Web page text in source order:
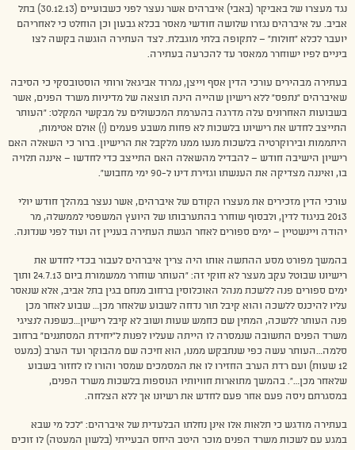
נגד מעצרו של באביקר (באבי) איברהים אשר נעצר לפני כשבועיים (30.12.13) בתל
אביב. על איברהים נגזרו שלושה חודשי מאסר בכלא גבעון וכן הוחלט כי לאחריהם
יועבר לכלא “חולות” – לתקופה בלתי מוגבלת. לצד העתירה הוגשה בקשה לצו
ביניים לפיו ישוחרר ממאסר עד להכרעה בעתירה.
בעתירה מבהירים עורכי הדין אסף וייצן, נמרוד אביגאל ורותי הוסטובסקי כי הסיבה
שאיברהים “נתפס” ללא רישיון שהייה הינה תוצאה של מדיניות משרד הפנים, אשר
בשבועות האחרונים עלה מדרגה בהערמת המכשולים על מבקשי המקלט: “העותר
התייצב לחדש את רישיונו בלשכות לא פחות משבע פעמים (!) אולם אטימות,
היתממות ובירוקרטיה בלשכות מנעו ממנו מלקבל את הרישיון. ברור כי השאלה האם
רישיון הישיבה חודש – להבדיל מהשאלה האם התייצב כדי לחדשו – איננה תלויה
בו, ואיננה מצדיקה את הענשתו וגזירת דינו ל-90 ימי מחבוש”.
עורכי הדין מזכירים את מעצרו הקודם של איברהים, אשר נעצר במהלך חודש יולי
2013 בניגוד לדין, ולבסוף שוחרר בהתערבותו של היועץ המשפטי לממשלה, מר
יהודה ויינשטיין – ימים ספורים לאחר הגשת העתירה בעניין זה ועוד לפני שנדונה.
בהמשך מפורט מסע ההתשה אותו היה צריך איברהים לעבור בכדי לחדש את
רישיונו שבוטל עקב מעצר לא חוקי זה: “העותר שוחרר ממשמורת ביום 24.7.13 ותוך
ימים ספורים פנה ללשכת מנהל האוכלוסין ברחוב מנחם בגין בתל אביב, אלא שנאסר
עליו להיכנס ללשכה והוא קיבל תור נדחה לשבוע שלאחר מכן… שבוע לאחר מכן
פנה העותר ללשכה, המתין שם כחמש שעות ושוב לא קיבל רישיון…כשפנה לנציגי
משרד הפנים התשובה שנמסרה לו הייתה שעליו לפנות ל”יחידת המסתננים” ברחוב
סלמה…העותר עשה כפי שנתבקש ממנו, הוא חיכה שם מהבוקר ועד הערב (כמעט
12 שעות) ועם רדת הערב החזירו לו את המסמכים שמסר והורו לו לחזור בשבוע
שלאחר מכן…”. בהמשך מתוארות חוויותיו הנוספות בלשכות משרד הפנים,
במסגרתם ניסה פעם אחר פעם לחדש את רשיונו אך ללא הצלחה.
בעתירה מודגש כי תלאות אלו אינן נחלתו הבלעדית של איברהים: “לכל מי שבא
במגע עם לשכות משרד הפנים מוכר היטב היחס הבעייתי (בלשון המעטה) לו זוכים